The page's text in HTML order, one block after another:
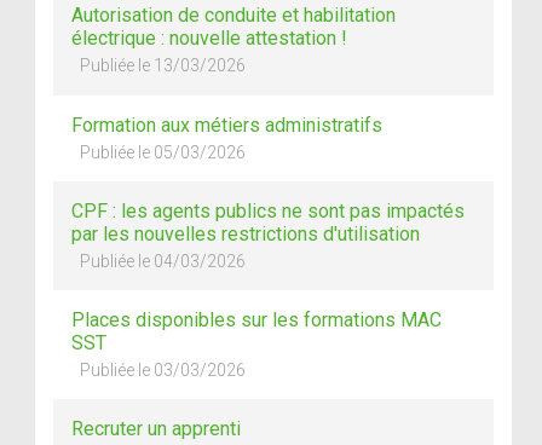
Autorisation de conduite et habilitation
électrique : nouvelle attestation !
Publiée le 13/03/2026
Formation aux métiers administratifs
Publiée le 05/03/2026
CPF : les agents publics ne sont pas impactés
par les nouvelles restrictions d'utilisation
Publiée le 04/03/2026
Places disponibles sur les formations MAC
SST
Publiée le 03/03/2026
Recruter un apprenti